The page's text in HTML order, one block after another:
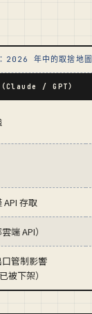
年中的取捨地圖
（Claude / GPT）
API 存取
端 API）
管制影響
被下架）